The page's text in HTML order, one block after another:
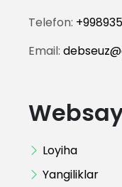
Telefon:
Email:
Loyiha
Yangiliklar